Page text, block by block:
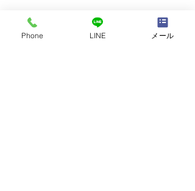
Phone LINE メール